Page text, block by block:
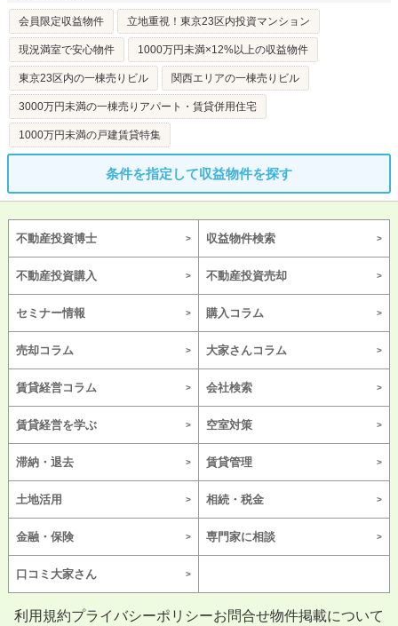
会員限定収益物件 立地重視！東京23区内投資マンション
現況満室で安心物件 1000万円未満×12%以上の収益物件
東京23区内の一棟売りビル 関西エリアの一棟売りビル
3000万円未満の一棟売りアパート・賃貸併用住宅
1000万円未満の戸建賃貸特集
条件を指定して収益物件を探す
不動産投資博士 収益物件検索
不動産投資購入 不動産投資売却
セミナー情報 購入コラム
売却コラム 大家さんコラム
賃貸経営コラム 会社検索
賃貸経営を学ぶ 空室対策
滞納・退去 賃貸管理
土地活用 相続・税金
金融・保険 専門家に相談
口コミ大家さん
利用規約プライバシーポリシーお問合せ物件掲載について